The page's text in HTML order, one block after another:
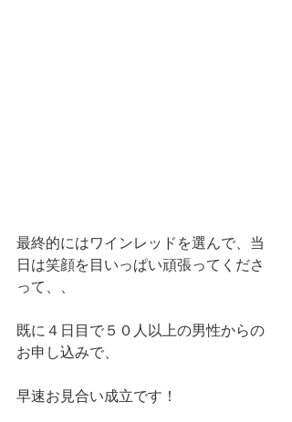
最終的にはワインレッドを選んで、当
日は笑顔を目いっぱい頑張ってくださ
って、、
既に４日目で５０人以上の男性からの
お申し込みで、
早速お見合い成立です！